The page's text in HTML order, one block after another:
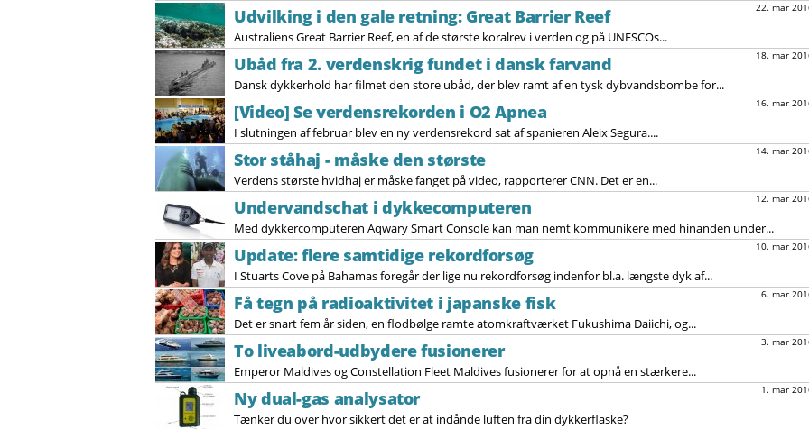
22. mar
Udvilking i den gale retning: Great Barrier Reef
Australiens Great Barrier Reef, en af de største koralrev i verden og på UNESCOs...
18. mar
Ubåd fra 2. verdenskrig fundet i dansk farvand
Dansk dykkerhold har filmet den store ubåd, der blev ramt af en tysk dybvandsbombe for...
16. mar
[Video] Se verdensrekorden i O2 Apnea
I slutningen af februar blev en ny verdensrekord sat af spanieren Aleix Segura....
14. mar
Stor ståhaj - måske den største
Verdens største hvidhaj er måske fanget på video, rapporterer CNN. Det er en...
12. mar
Undervandschat i dykkecomputeren
Med dykkercomputeren Aqwary Smart Console kan man nemt kommunikere med hinanden under...
10. mar
Update: flere samtidige rekordforsøg
I Stuarts Cove på Bahamas foregår der lige nu rekordforsøg indenfor bl.a. længste dyk af...
6. mar
Få tegn på radioaktivitet i japanske fisk
Det er snart fem år siden, en flodbølge ramte atomkraftværket Fukushima Daiichi, og...
3. mar
To liveabord-udbydere fusionerer
Emperor Maldives og Constellation Fleet Maldives fusionerer for at opnå en stærkere...
1. mar
Ny dual-gas analysator
Tænker du over hvor sikkert det er at indånde luften fra din dykkerflaske?